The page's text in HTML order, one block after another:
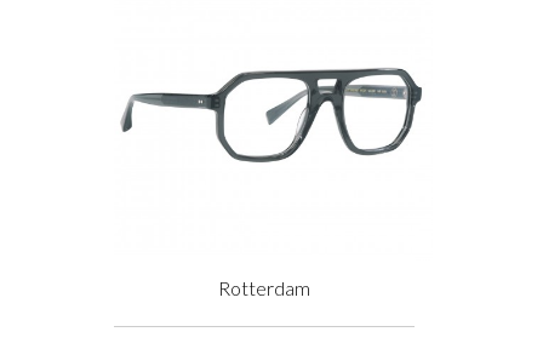
Rotterdam
Prix